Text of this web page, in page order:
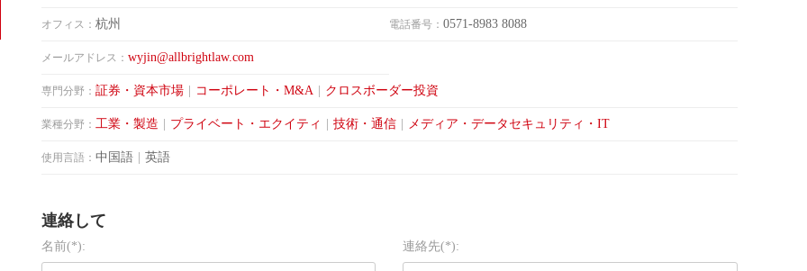
オフィス： 杭州 電話番号：0571-8983 8088
メールアドレス： wyjin@allbrightlaw.com
専門分野： 証券・資本市場 コーポレート・M&A クロスボーダー投資
業種分野： 工業・製造 プライベート・エクイティ 技術・通信 メディア・データセキュリティ・IT
使用言語： 中国語 英語
連絡して
名前(*): 連絡先(*):